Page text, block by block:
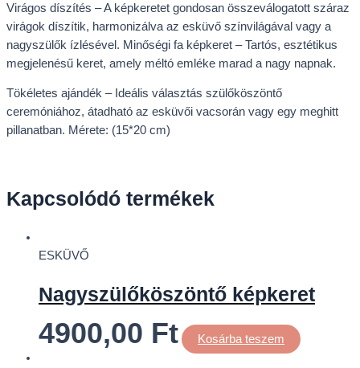
Virágos díszítés – A képkeretet gondosan összeválogatott száraz
virágok díszítik, harmonizálva az esküvő színvilágával vagy a
nagyszülők ízlésével. Minőségi fa képkeret – Tartós, esztétikus
megjelenésű keret, amely méltó emléke marad a nagy napnak.
Tökéletes ajándék – Ideális választás szülőköszöntő
ceremóniához, átadható az esküvői vacsorán vagy egy meghitt
pillanatban. Mérete: (15*20 cm)
Kapcsolódó termékek
ESKÜVŐ
Nagyszülőköszöntő képkeret
4900,00 Ft Kosárba teszem